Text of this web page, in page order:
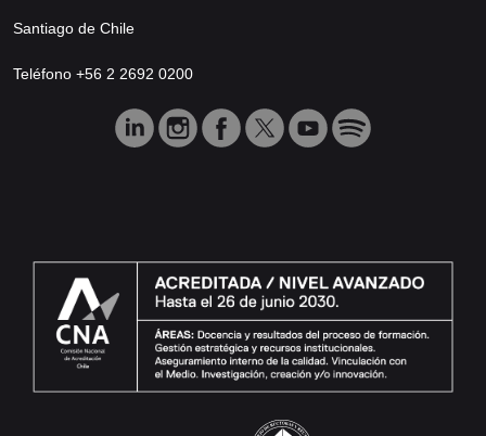
Santiago de Chile
Teléfono +56 2 2692 0200